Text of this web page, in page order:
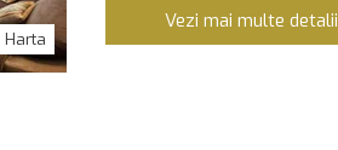
Harta
Vezi mai multe detalii